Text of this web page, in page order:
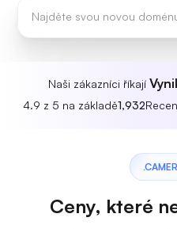
Naši zákazníci říkají
4.9 z 5 na základě1,932
Ceny, které